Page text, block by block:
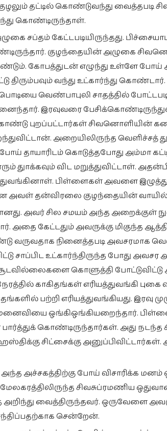
தட்டில் கொண்டுவந்து வைத்தபடி
கொண்டிருந்தாள்.
சப்தம் கேட்டபடியிருந்தது.
குழந்தையின் அழுகை
கோபத்துடன் எழுந்து உள்ளே போய்
திரும்பவும் வந்து உட்கார்ந்து கொண்டார்.
பொடியை வெண்பாபுலி சாதத்தில்
இரவுவரை
புறப்பட்டார்கள் சிவனொளியின்
அறையிலிருந்த வெளிச்சத்
தாயாரிடம் கொடுத்தபோது அம்மா
துாக்கவும் விட மறுத்துவிட்டாள்.
துவங்கினாள். பிள்ளைகள் அவளை
அவள் தன்விரலை குழந்தையின்
அவர் சில சமயம் அந்த
அதை கேட்டதும் அவருக்கு மிகுந்த
நினைத்தபடி அவசரமாக
சாப்பிட உட்கார்ந்திருந்த போது
கொளுத்தி
காகிதங்கள் எரியத்துவங்கி புகை
பற்றி எரியத்துவங்கியது.
ஒங்கிஒங்கியறைந்தார்.
கொண்டிருந்தார்கள். அது நடந்த
சிட்சைக்கு அனுப்பிவிட்டார்கள்.
அந்த அச்சகத்திற்கு போய் விசாரிக்க
சிவசுப்ரமணிய
வைத்திருந்தவர். ஒருவேளை
சென்றேன்.